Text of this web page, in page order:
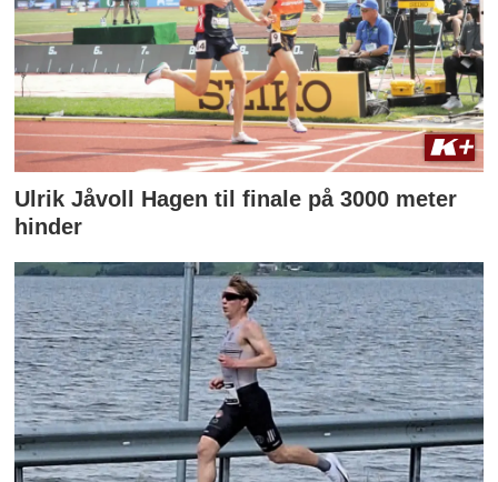
Ulrik Jåvoll Hagen til finale på 3000 meter
hinder